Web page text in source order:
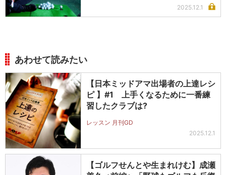
2025.12.1
あわせて読みたい
【日本ミッドアマ出場者の上達レシ
ピ 】#1 上手くなるために一番練
習したクラブは?
レッスン 月刊GD
2025.12.1
【ゴルフせんとや生まれけむ】成瀬